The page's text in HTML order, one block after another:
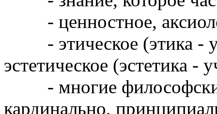
- ценностное,
- этическое (этика -
эстетическое (эстетика -
- многие
кардинально,